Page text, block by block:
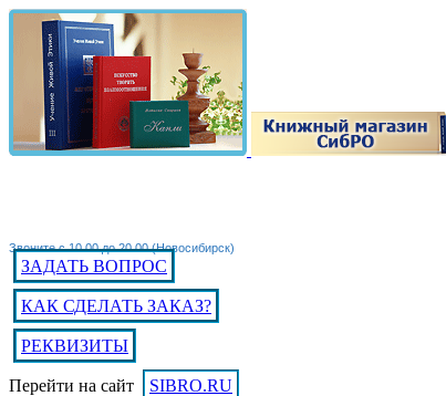
Звоните с 10.00 до 20.00 (Новосибирск)
ЗАДАТЬ ВОПРОС
КАК СДЕЛАТЬ ЗАКАЗ?
РЕКВИЗИТЫ
Перейти на сайт SIBRO.RU